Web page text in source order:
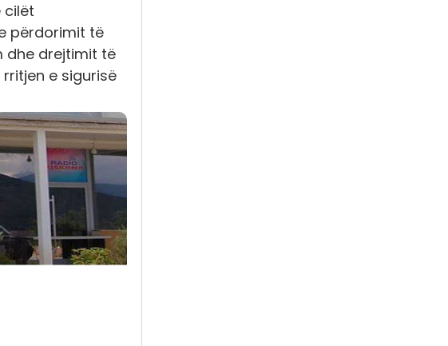
cilët
përdorimit të
dhe drejtimit të
e sigurisë